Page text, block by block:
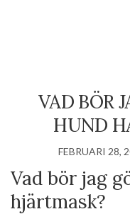
VAD BÖR
HUND
FEBRUARI 28,
Vad bör jag
hjärtmask?